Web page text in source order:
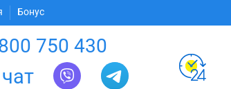
Бонус
750 430